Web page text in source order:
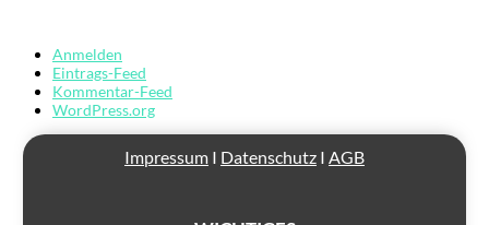
Reisen
Literarisches
Login/Anmelden
Anmelden
Eintrags-Feed
Kommentar-Feed
WordPress.org
Impressum I Datenschutz I AGB